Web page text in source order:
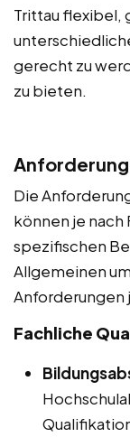
Trittau flexibel,
gerecht zu
zu bieten.
Die
können je
spezifischen
Allgemeinen
Fachliche